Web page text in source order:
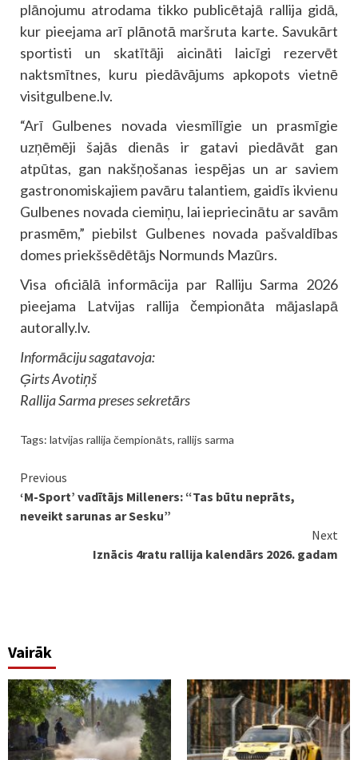
plānojumu atrodama tikko publicētajā rallija gidā,
kur pieejama arī plānotā maršruta karte. Savukārt
sportisti un skatītāji aicināti laicīgi rezervēt
naktsmītnes, kuru piedāvājums apkopots vietnē
visitgulbene.lv.
“Arī Gulbenes novada viesmīlīgie un prasmīgie
uzņēmēji šajās dienās ir gatavi piedāvāt gan
atpūtas, gan nakšņošanas iespējas un ar saviem
gastronomiskajiem pavāru talantiem, gaidīs ikvienu
Gulbenes novada ciemiņu, lai iepriecinātu ar savām
prasmēm,” piebilst Gulbenes novada pašvaldības
domes priekšsēdētājs Normunds Mazūrs.
Visa oficiālā informācija par Ralliju Sarma 2026
pieejama Latvijas rallija čempionāta mājaslapā
autorally.lv.
Informāciju sagatavoja:
Ģirts Avotiņš
Rallija Sarma preses sekretārs
Tags: latvijas rallija čempionāts, rallijs sarma
Continue
Reading
Previous
‘M-Sport’ vadītājs Milleners: “Tas būtu neprāts,
neveikt sarunas ar Sesku”
Next
Iznācis 4ratu rallija kalendārs 2026. gadam
Vairāk